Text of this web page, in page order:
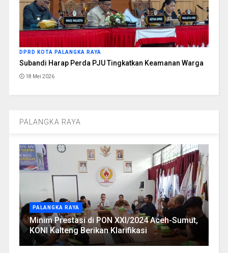
DPRD KOTA PALANGKA RAYA
Subandi Harap Perda PJU Tingkatkan Keamanan Warga
18 Mei 2026
PALANGKA RAYA
PALANGKA RAYA
Minim Prestasi di PON XXI/2024 Aceh-Sumut,
KONI Kalteng Berikan Klarifikasi